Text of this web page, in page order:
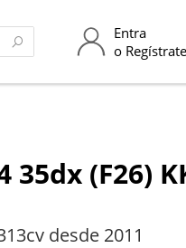
Entra
o Regístrate
35dx (F26)
desde 2011